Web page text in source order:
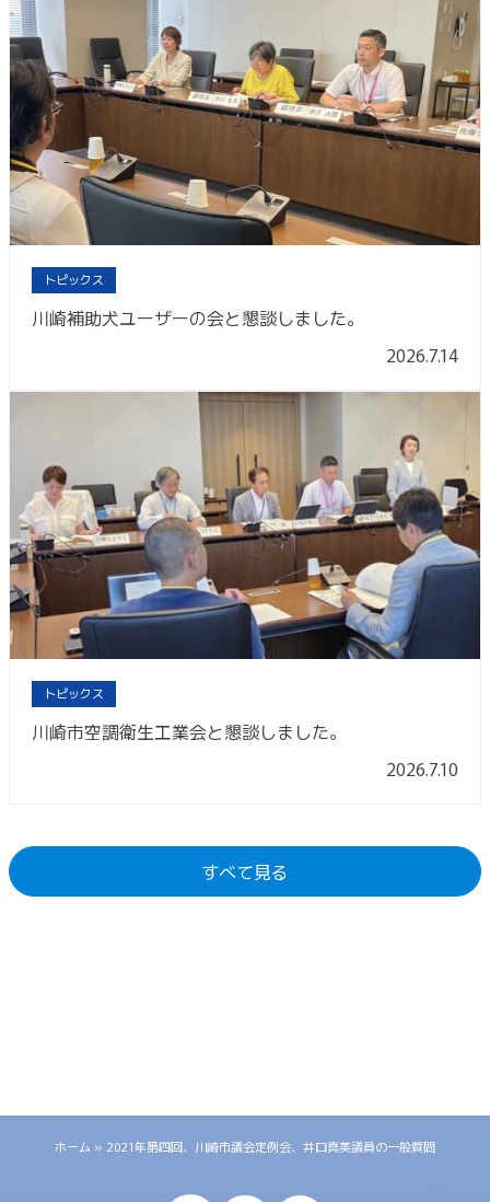
トピックス
川崎補助犬ユーザーの会と懇談しました。
2026.7.14
トピックス
川崎市空調衛生工業会と懇談しました。
2026.7.10
すべて見る
ホーム » 2021年第四回、川崎市議会定例会、井口真美議員の一般質問